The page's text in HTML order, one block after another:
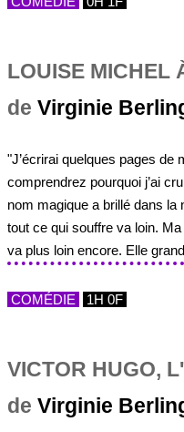
LOUISE MICHEL
de Virginie
"J’écrirai quelques pages
comprendrez pourquoi j’ai
nom magique a brillé dans la
tout ce qui souffre va loin.
va plus loin encore. Elle
COMÉDIE 1H 0F
VICTOR HUGO,
de Virginie